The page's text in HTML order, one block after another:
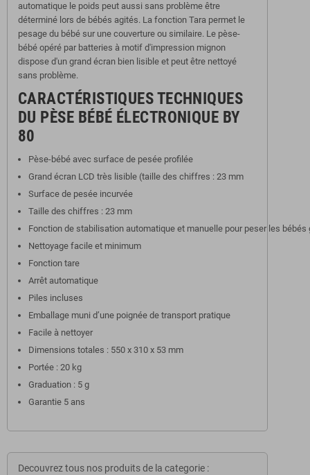
automatique le poids peut aussi sans problème être
déterminé lors de bébés agités. La fonction Tara permet le
pesage du bébé sur une couverture ou similaire. Le pèse-
bébé opéré par batteries à motif d'impression mignon
dispose d'un grand écran bien lisible et peut être nettoyé
sans problème.
CARACTÉRISTIQUES TECHNIQUES
DU PÈSE BÉBÉ ÉLECTRONIQUE BY
80
Pèse-bébé avec surface de pesée profilée
Grand écran LCD très lisible (taille des chiffres : 23 mm
Surface de pesée incurvée
Taille des chiffres : 23 mm
Fonction de stabilisation automatique et manuelle pour peser les bébés
Nettoyage facile et minimum
Fonction tare
Arrêt automatique
Piles incluses
Emballage muni d’une poignée de transport pratique
Facile à nettoyer
Dimensions totales : 550 x 310 x 53 mm
Portée : 20 kg
Graduation : 5 g
Garantie 5 ans
Decouvrez tous nos produits de la categorie :